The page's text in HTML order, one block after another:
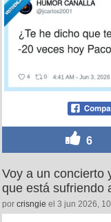
6
Voy a un concierto
que está sufriendo
por crisngie el 3 jun 2026,